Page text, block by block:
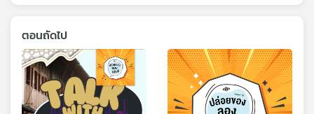
ตอนถัดไป